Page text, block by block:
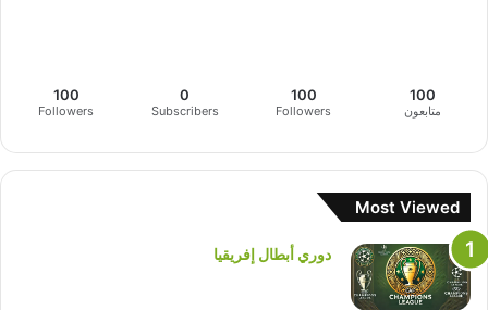
100
متابعون
100
Followers
0
Subscribers
100
Followers
Most Viewed
دوري أبطال إفريقيا